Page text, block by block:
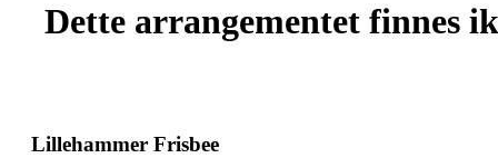
Dette arrangementet finnes
Lillehammer Frisbee